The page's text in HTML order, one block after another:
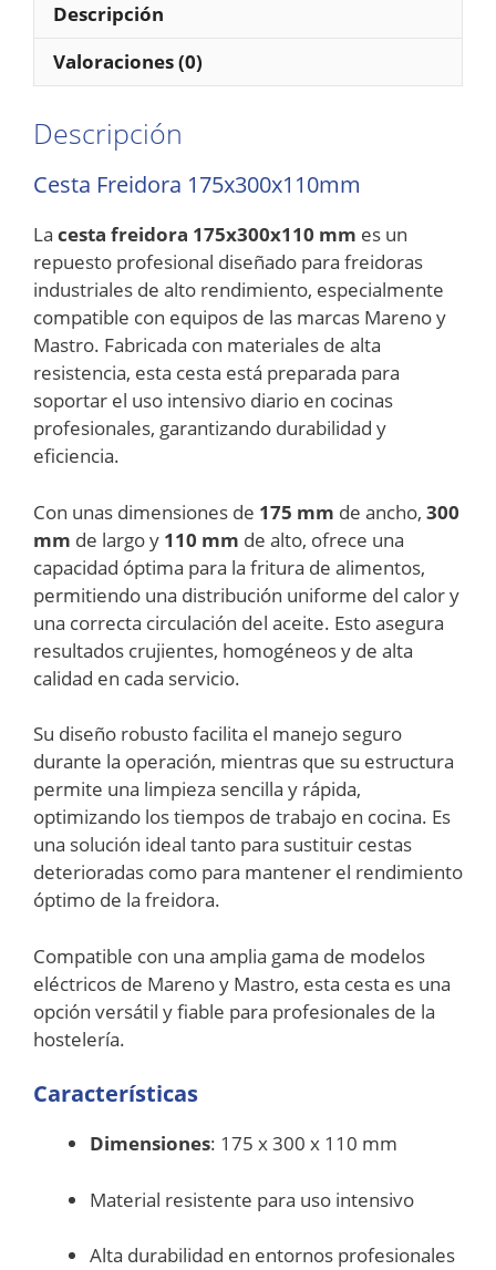
Descripción
Valoraciones (0)
Descripción
Cesta Freidora 175x300x110mm
La cesta freidora 175x300x110 mm es un
repuesto profesional diseñado para freidoras
industriales de alto rendimiento, especialmente
compatible con equipos de las marcas Mareno y
Mastro. Fabricada con materiales de alta
resistencia, esta cesta está preparada para
soportar el uso intensivo diario en cocinas
profesionales, garantizando durabilidad y
eficiencia.
Con unas dimensiones de 175 mm de ancho, 300
mm de largo y 110 mm de alto, ofrece una
capacidad óptima para la fritura de alimentos,
permitiendo una distribución uniforme del calor y
una correcta circulación del aceite. Esto asegura
resultados crujientes, homogéneos y de alta
calidad en cada servicio.
Su diseño robusto facilita el manejo seguro
durante la operación, mientras que su estructura
permite una limpieza sencilla y rápida,
optimizando los tiempos de trabajo en cocina. Es
una solución ideal tanto para sustituir cestas
deterioradas como para mantener el rendimiento
óptimo de la freidora.
Compatible con una amplia gama de modelos
eléctricos de Mareno y Mastro, esta cesta es una
opción versátil y fiable para profesionales de la
hostelería.
Características
Dimensiones: 175 x 300 x 110 mm
Material resistente para uso intensivo
Alta durabilidad en entornos profesionales